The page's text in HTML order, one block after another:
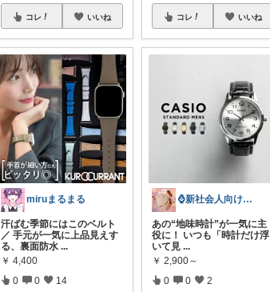
コレ いいね
miruまるまる
汗ばむ季節にはこのベルト
／ 手元が一気に上品見えす
る、裏面防水 ...
￥ 4,400
0 0 14
コレ いいね
⌚新社会人向け｜腕時計
あの“地味時計”が一気に主
役に！ いつも「時計だけ浮
いて見 ...
￥ 2,900～
0 0 2